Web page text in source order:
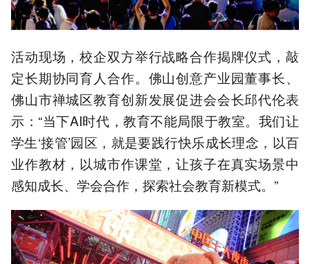
活动现场，校企双方举行战略合作揭牌仪式，敲
定长期协同育人合作。佛山创意产业园董事长、
佛山市禅城区教育创新发展促进会会长邱代伦表
示：“当下AI时代，教育不能局限于教室。我们让
学生‘接管’园区，就是要践行快乐成长理念，以百
业作教材，以城市作课堂，让孩子在真实场景中
感知成长、学会合作，探索社会教育新模式。”